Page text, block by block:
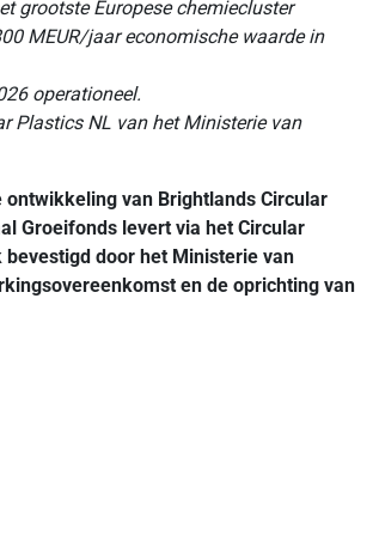
grootste Europese chemiecluster
MEUR/jaar economische waarde in
operationeel.
Plastics NL van het Ministerie van
ontwikkeling van Brightlands Circular
Groeifonds levert via het Circular
door het Ministerie van
en de oprichting van